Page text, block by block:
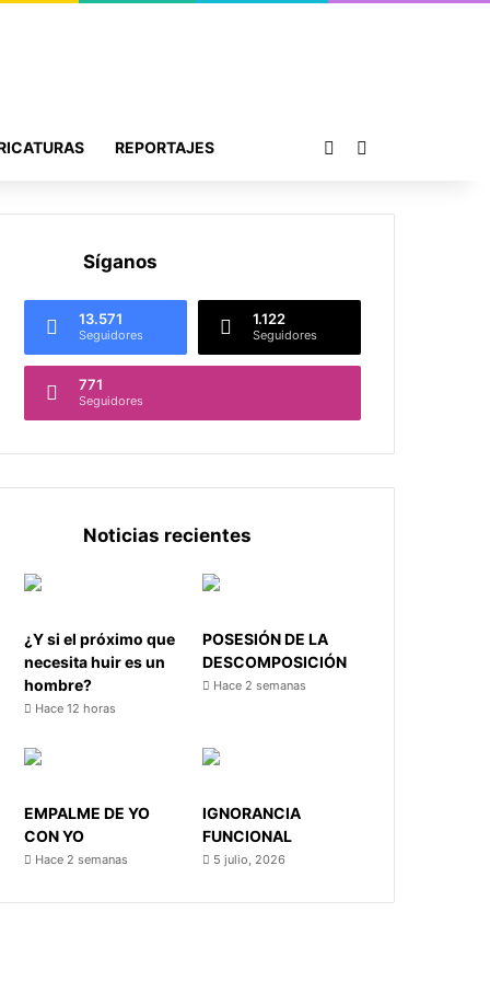
REPORTAJES Publicación al azar
Síganos
13.571
Seguidores
1.122
Seguidores
771
Seguidores
Noticias recientes
¿Y si el próximo que
necesita huir es un
hombre?
Hace 12 horas
POSESIÓN DE LA
DESCOMPOSICIÓN
Hace 2 semanas
EMPALME DE YO
CON YO
Hace 2 semanas
IGNORANCIA
FUNCIONAL
5 julio, 2026